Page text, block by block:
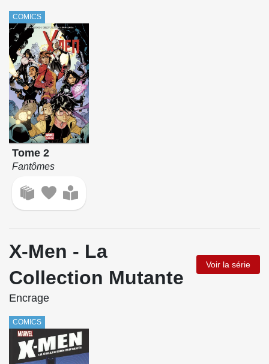
COMICS
Tome 2
Fantômes
X-Men - La
Collection Mutante
Voir la série
Encrage
COMICS